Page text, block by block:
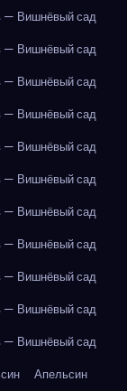
— Вишнёвый сад
— Вишнёвый сад
— Вишнёвый сад
— Вишнёвый сад
— Вишнёвый сад
— Вишнёвый сад
— Вишнёвый сад
— Вишнёвый сад
— Вишнёвый сад
— Вишнёвый сад
— Вишнёвый сад
Апельсин